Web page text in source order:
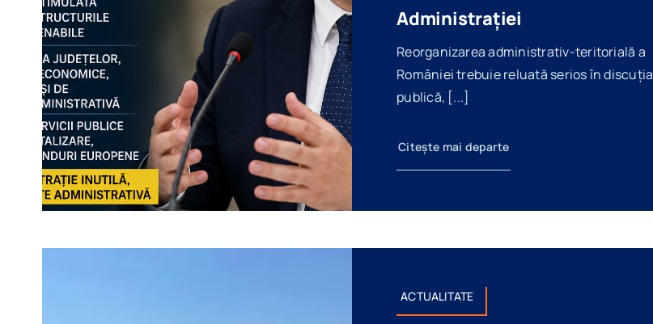
Administrației
Reorganizarea administrativ-teritorială a
României trebuie reluată serios în discuția
publică, [...]
Citește mai departe
ACTUALITATE